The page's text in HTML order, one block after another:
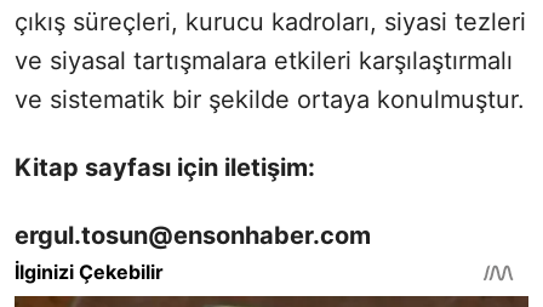
çıkış süreçleri, kurucu kadroları, siyasi tezleri
ve siyasal tartışmalara etkileri karşılaştırmalı
ve sistematik bir şekilde ortaya konulmuştur.
Kitap sayfası için iletişim:
ergul.tosun@ensonhaber.com